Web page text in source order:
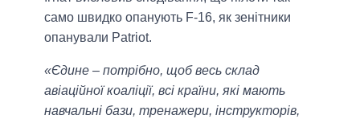
само швидко опанують F-16, як зенітники
опанували Patriot.
«Єдине – потрібно, щоб весь склад
авіаційної коаліції, всі країни, які мають
навчальні бази, тренажери, інструкторів,